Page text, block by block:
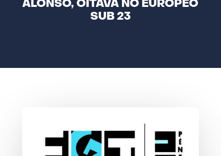
ALONSO, OITAVA NO EUROPEO
SUB 23